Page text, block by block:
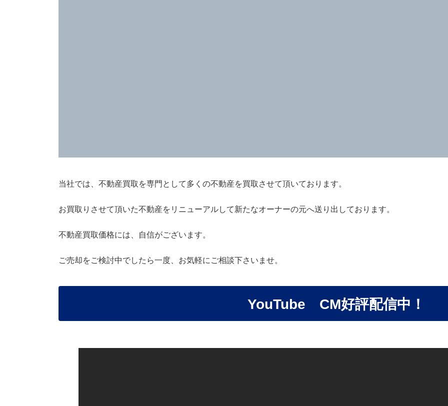
当社では、不動産買取を専門として多くの不動産を買取させて頂いております。
お買取りさせて頂いた不動産をリニューアルして新たなオーナーの元へ送り出しております。
不動産買取価格には、自信がございます。
ご売却をご検討中でしたら一度、お気軽にご相談下さいませ。
YouTube CM好評配信中！